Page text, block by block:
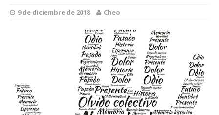
9 de diciembre de 2018 Cheo